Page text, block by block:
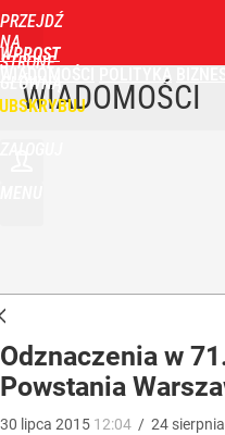
PRZEJDŹ
NA
STRONĘ
GŁÓWNĄ
WPROST
POLITYKA
WIADOMOŚCI
Odznaczenia w
Powstania
30 lipca 2015 12:04 / 24 sierpnia